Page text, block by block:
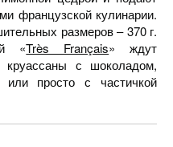
французской кулинарии.
размеров – 370 г.
«Très Français» ждут
круассаны с шоколадом,
просто с частичкой